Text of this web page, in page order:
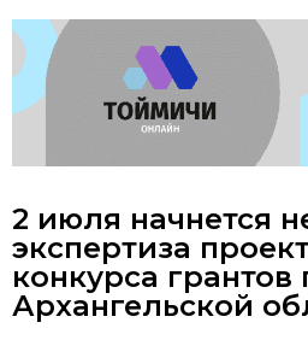
2 июля начнется
экспертиза
конкурса грантов
Архангельской